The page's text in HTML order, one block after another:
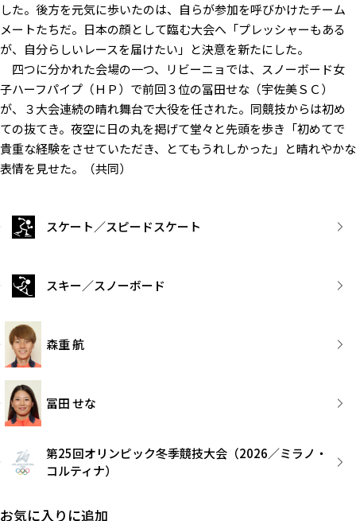
した。後方を元気に歩いたのは、自らが参加を呼びかけたチーム
メートたちだ。日本の顔として臨む大会へ「プレッシャーもある
が、自分らしいレースを届けたい」と決意を新たにした。
四つに分かれた会場の一つ、リビーニョでは、スノーボード女
子ハーフパイプ（ＨＰ）で前回３位の冨田せな（宇佐美ＳＣ）
が、３大会連続の晴れ舞台で大役を任された。同競技からは初め
ての抜てき。夜空に日の丸を掲げて堂々と先頭を歩き「初めてで
貴重な経験をさせていただき、とてもうれしかった」と晴れやかな
表情を見せた。（共同）
スケート／スピードスケート
スキー／スノーボード
森重 航
冨田 せな
第25回オリンピック冬季競技大会（2026／ミラノ・
コルティナ）
お気に入りに追加